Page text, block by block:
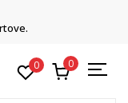
0 0